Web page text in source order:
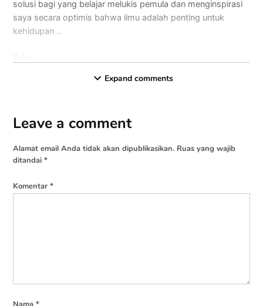
solusi bagi yang belajar melukis pemula dan menginspirasi
saya secara optimis bahwa ilmu adalah penting untuk
kehidupan ..
serupa.id says:
konten disini dan jangan ragu untuk mengoreksi,
Balas
Expand comments
Leave
comment
Alamat email Anda tidak akan dipublikasikan. Ruas yang wajib
ditandai*
Komentar*
Nama*
Leave a comment